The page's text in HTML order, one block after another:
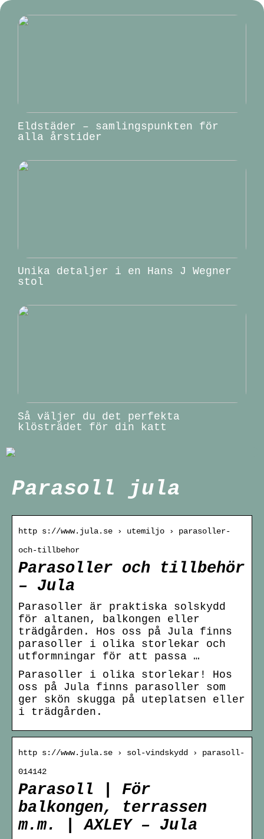
Eldstäder – samlingspunkten för
alla årstider
Unika detaljer i en Hans J Wegner
stol
Så väljer du det perfekta
klösträdet för din katt
Parasoll jula
http s://www.jula.se › utemiljo › parasoller-
och-tillbehor
Parasoller och tillbehör
– Jula
Parasoller är praktiska solskydd
för altanen, balkongen eller
trädgården. Hos oss på Jula finns
parasoller i olika storlekar och
utformningar för att passa …
Parasoller i olika storlekar! Hos
oss på Jula finns parasoller som
ger skön skugga på uteplatsen eller
i trädgården.
http s://www.jula.se › sol-vindskydd › parasoll-
014142
Parasoll | För
balkongen, terrassen
m.m. | AXLEY – Jula